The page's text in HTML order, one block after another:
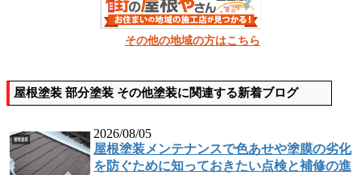
その他の地域の方はこちら
屋根塗装 部分塗装 その他塗装に関連する新着ブログ
2026/08/05
屋根塗装メンテナンスで色あせや塗膜の劣化
を防ぐために知っておきたい点検と補修の進